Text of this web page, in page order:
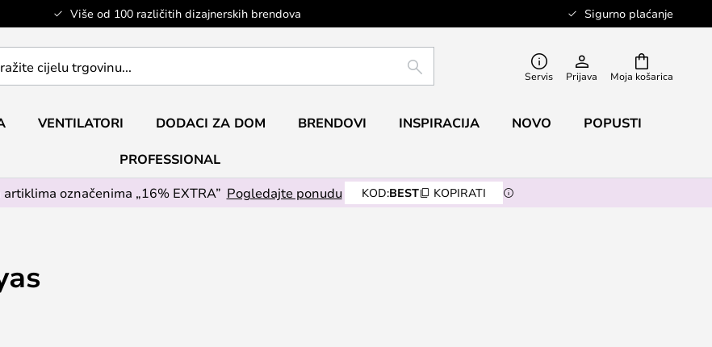
Više od 100 različitih dizajnerskih brendova Sigurno plaćanje
Moja košarica
TRAŽI Servis Prijava
VENTILATORI DODACI ZA DOM BRENDOVI INSPIRACIJA NOVO POPUSTI
PROFESSIONAL
označenima „16% EXTRA” Pogledajte ponudu KOD:BEST KOPIRATI